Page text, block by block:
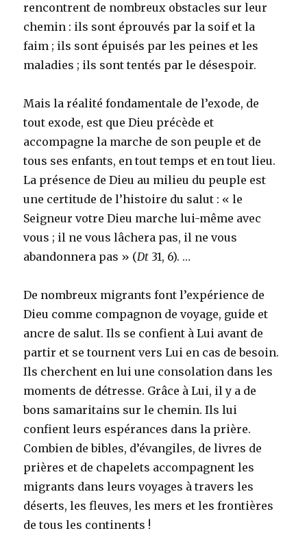
rencontrent de nombreux obstacles sur leur
chemin : ils sont éprouvés par la soif et la
faim ; ils sont épuisés par les peines et les
maladies ; ils sont tentés par le désespoir.
Mais la réalité fondamentale de l’exode, de
tout exode, est que Dieu précède et
accompagne la marche de son peuple et de
tous ses enfants, en tout temps et en tout lieu.
La présence de Dieu au milieu du peuple est
une certitude de l’histoire du salut : « le
Seigneur votre Dieu marche lui-même avec
vous ; il ne vous lâchera pas, il ne vous
abandonnera pas » (Dt 31, 6). …
De nombreux migrants font l’expérience de
Dieu comme compagnon de voyage, guide et
ancre de salut. Ils se confient à Lui avant de
partir et se tournent vers Lui en cas de besoin.
Ils cherchent en lui une consolation dans les
moments de détresse. Grâce à Lui, il y a de
bons samaritains sur le chemin. Ils lui
confient leurs espérances dans la prière.
Combien de bibles, d’évangiles, de livres de
prières et de chapelets accompagnent les
migrants dans leurs voyages à travers les
déserts, les fleuves, les mers et les frontières
de tous les continents !